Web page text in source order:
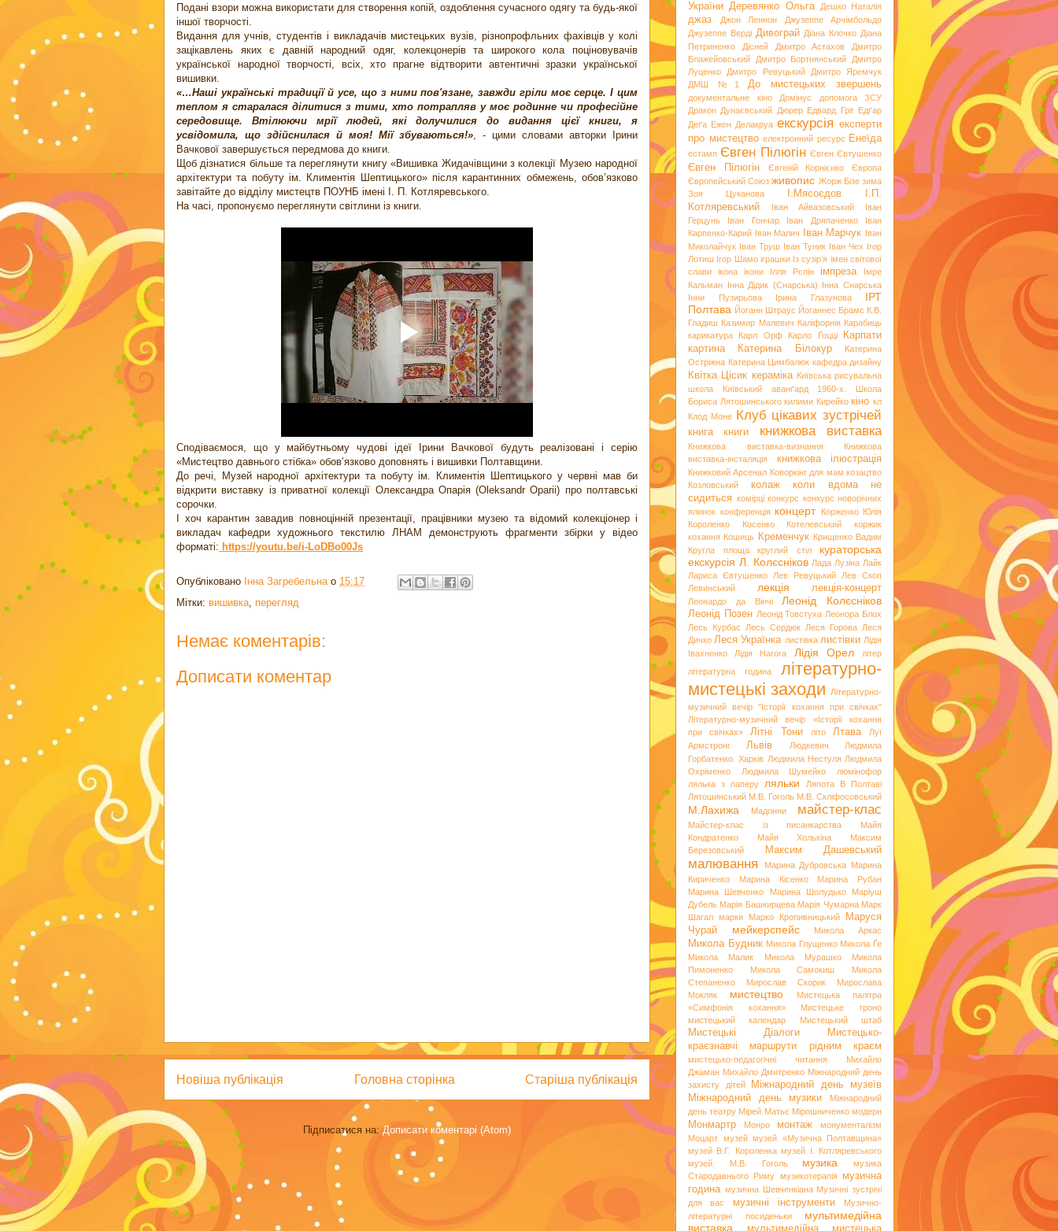
Подані взори можна використати для створення копій, оздоблення сучасного одягу та будь-якої
іншої творчості.
Видання для учнів, студентів і викладачів мистецьких вузів, різнопрофльних фахівців у колі
зацікавлень яких є давній народний одяг, колекцонерів та широкого кола поціновувачів
української народної творчості, всіх, хто прагне відтворити автентичні зразки української
вишивки.
«…Наші українські традиції й усе, що з нимипов'язане, завжди гріли моє серце. І цим
теплом я старалася ділитися з тими, хто потрапляв у моє родинне чи професійне
середовище. Втілюючи мрії людей, які долучилися до видання цієї книги, я
усвідомила, що здійснилася й моя! Мії збуваються!» , - цими словами авторки Ірини
Вачкової завершується передмова до книги.
Щоб дізнатися більше та переглянути книгу «Вишивка Жидачівщини з колекції Музею народної
архітектури та побуту ім. Климентія Шептицького» після карантинних обмежень, обов’язково
завітайте до відділу мистецтв ПОУНБ імені І. П. Котляревського.
На часі, пропонуємо переглянути світлини із книги.
Сподіваємося, що у майбутньому чудові ідеї Ірини Вачкової будуть реалізовані і серію
«Мистецтво давнього стібка» обов’язково доповнять і вишивки Полтавщини.
До речі, Музей народної архітектури та побуту ім. Климентія Шептицького у червні мав би
відкрити виставку із приватної колекції Олександра Опарія (Oleksandr Oparii) про полтавські
сорочки.
І хоч карантин завадив повноцінній презентації, працівники музею та відомий колекціонер і
викладач кафедри художнього текстилю ЛНАМ демонструють фрагменти збірки у відео
форматі: https://youtu.be/i-LoDBo00Js
Опубліковано Інна Загребельна о 15:17
Мітки: вишивка перегляд
Немає коментарів:
Дописати коментар
Новіша публікація Старіша публікація
Головна сторінка
Підписатися на: Дописати коментарі (Atom)
України Деревянко Ольга Дешко Наталія
джаз Джон Леннон
Джузеппе Арчімбольдо
Джузеппе Верді Дивограй Діана Клочко Діана
Петриненко
Дісней Дмитро Астахов
Дмитро
Блажейовський
Дмитро Бортнянський
Дмитро
Луценко
Дмитро Ревуцький
Дмитро Яремчук
ДМШ №1
До мистецьких звершень
документальне кіно Домінус
допомога ЗСУ
Дракон Дунаєвський Дюрер Едвард Гріг Едґар
Деґа Ежен Делакруа екскурсія експерти
про мистецтво електронний ресурс Енеїда
естамп Євген Пілюгін Євген Євтушенко
Євген Пілюгін Євгеній Корнієнко
Європа
Європейський Союз живопис Жорж Бізе зима
Зоя Цуканова
І.Мясоєдов
І.П.
Котляревський
Іван Айвазовський
Іван
Герцунь
Іван Гончар Іван Дряпаченко
Іван
Карпенко-Карий Іван Малич Іван Марчук Іван
Миколайчук Іван Труш Іван Туник Іван Чех Ігор
Лотиш Ігор Шамо іграшки Із сузір’я імен світової
слави
ікона ікони Ілля Рєпін імпреза
Імре
Кальман Інна Дідик (Снарська) Інна Снарська
Інни Пузирьова
Ірина Глазунова
ІРТ
Полтава Йоганн Штраус Йоганнес Брамс К.В.
Гладиш Казимир Малевич Каліфорнія Карабиць
карикатура
Карл Орф Карло Ґоцці
Карпати
картина
Катерина Білокур
Катерина
Остріжна Катерина Цимбалюк кафедра дизайну
Квітка Цісик кераміка Київська рисувальна
школа
Київський аванґард 1960-х. Школа
Бориса Лятошинського килими Кирейко кіно кл
Клод Моне
Клуб цікавих зустрічей
книга книги книжкова виставка
Книжкова виставка-визнання
Книжкова
виставка-інсталяція
книжкова ілюстрація
Книжковий Арсенал Коворкінг для мам козацтво
Козловський
колаж
коли вдома не
сидиться комірці конкурс конкурс новорічних
ялинок конференція концерт
Корженко Юлія
Короленко
Косенко
Котелевський коржик
кохання Кошиць Кременчук Крищенко Вадим
Кругла площа
круглий стіл
кураторська
екскурсія Л. Колєсніков Лада Лузіна Лайк
Лариса Євтушенко
Лев Ревуцький
Лев Скоп
Левинський
лекція лекція-концерт
Леонардо да Вінчі Леонід Колєсніков
Леонід Позен Леонід Товстуха Леонора Блох
Лесь Курбас
Лесь Сердюк Леся Горова Леся
Дичко Леся Українка листівка листівки Лідія
Івахненко
Лідія Нагога Лідія Орел
літер
літературна година
літературно-
мистецькі заходи
Літературно-
музичний вечір "Історії кохання при свічках"
Літературно-музичний вечір «Історії кохання
при свічках»
Літні Тони літо Лтава
Луї
Армстронг
Львів Людкевич
Людмила
Горбатенко. Харків Людмила Нестуля Людмила
Охріменко
Людмила Шумейко
люмінофор
лялька з паперу
ляльки
Ляпота В Полтаві
Лятошинський М.В. Гоголь М.В. Скліфосовський
М.Лахижа Мадонни майстер-клас
Майстер-клас із писанкарства
Майя
Кондратенко
Майя Холькіна
Максим
Березовський
Максим Дашевський
малювання Марина Дубровська Марина
Кириченко
Марина Кісенко
Марина Рубан
Марина Шевченко
Марина Шолудько
Маріуш
Дубель Марія Башкирцева Марія Чумарна Марк
Шагал марки Марко Кропивницький
Маруся
Чурай
мейкерспейс Микола Аркас
Микола Будник Микола Глущенко Микола Ґе
Микола Малик
Микола Мурашко
Микола
Пимоненко
Микола Самокиш
Микола
Степаненко
Мирослав Скорик
Мирослава
Мокляк
мистецтво
Мистецька палітра
«Симфонія кохання»
Мистецьке гроно
мистецький календар
Мистецький штаб
Мистецькі Діалоги
Мистецько-
краєзнавчі маршрути рідним краєм
мистецько-педагогічні читання
Михайло
Джаман Михайло Дмитренко Міжнародний день
захисту дітей
Міжнародний день музеїв
Міжнародний день музики
Міжнародний
день театру Мірей Матьє Мірошниченко модерн
Монмартр Монро монтаж
монументалізм
Моцарт музей музей «Музична Полтавщина»
музей В.Г. Короленка музей І. Котляревського
музей. М.В. Гоголь
музика
музика
Стародавнього Риму музикотерапія
музична
година музична Шевченкіана Музичні зустрічі
для вас
музичні інструменти
Музично-
літературні посиденьки
мультимедійна
виставка
мультимедійна мистецька